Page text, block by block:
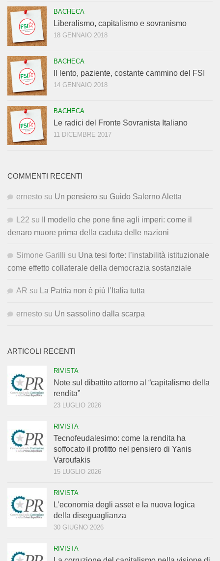
BACHECA
Liberalismo, capitalismo e sovranismo
18 GENNAIO 2018
BACHECA
Il lento, paziente, costante cammino del FSI
14 GENNAIO 2018
BACHECA
Le radici del Fronte Sovranista Italiano
11 DICEMBRE 2017
COMMENTI RECENTI
ernesto su Un pensiero su Guido Salerno Aletta
L22 su
Il modello che pone fine agli imperi: come il
denaro muore prima della caduta delle nazioni
Simone Garilli su Una tesi forte: l’instabilità istituzionale
come effetto collaterale della democrazia sostanziale
AR su La Patria non è più l’Italia tutta
ernesto su Un sassolino dalla scarpa
ARTICOLI RECENTI
RIVISTA
Note sul dibattito attorno al “capitalismo della
rendita”
23 LUGLIO 2026
RIVISTA
Tecnofeudalesimo: come la rendita ha
soffocato il profitto nel pensiero di Yanis
Varoufakis
15 LUGLIO 2026
RIVISTA
L’economia degli asset e la nuova logica
della diseguaglianza
30 GIUGNO 2026
RIVISTA